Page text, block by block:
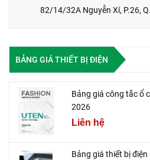
82/14/32A Nguyễn Xí, P.26,
BẢNG GIÁ THIẾT BỊ ĐIỆN
Bảng giá công tắc ổ
2026
Liên hệ
Bảng giá thiết bị